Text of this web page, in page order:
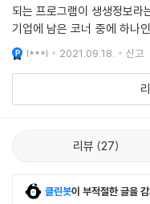
되는 프로그램이 생생정보라
기업에 남은 코너 중에 하나
앞 권도 구입했지만 만족도
송에 훅훅 지나갔었던
l***l 2021.09.18. 신고
리뷰 27
클린봇이 부적절한 글을